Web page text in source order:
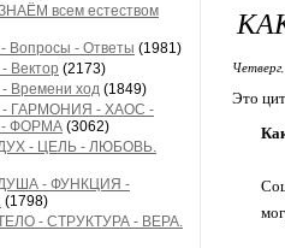
всем естеством
Вопросы - Ответы (1981)
Вектор (2173)
Времени ход (1849)
ГАРМОНИЯ - ХАОС -
ФОРМА (3062)
ДУХ - ЦЕЛЬ - ЛЮБОВЬ.
ДУША - ФУНКЦИЯ -
(1798)
- СТРУКТУРА - ВЕРА.
Это